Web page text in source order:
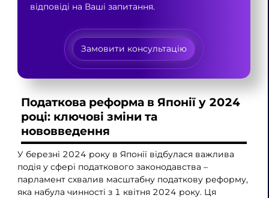
відповіді на Ваші запитання.
Замовити консультацію
Податкова реформа в Японії у 2024
році: ключові зміни та
нововведення
У березні 2024 року в Японії відбулася важлива
подія у сфері податкового законодавства –
парламент схвалив масштабну податкову реформу,
яка набула чинності з 1 квітня 2024 року. Ця